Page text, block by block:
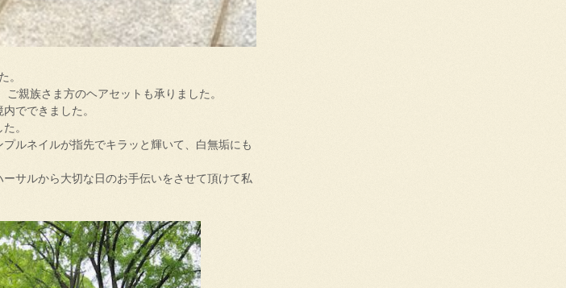
。
親族さま方のヘアセットも承りました。
でできました。
。
ルネイルが指先でキラッと輝いて、白無垢にも
サルから大切な日のお手伝いをさせて頂けて私